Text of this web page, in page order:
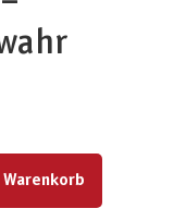
Schaltflächen um die Anzahl zu
Warenkorb